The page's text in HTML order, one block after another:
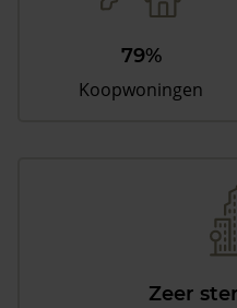
79%
Koopwoningen
Zeer